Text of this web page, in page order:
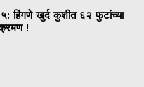
हिंगणे खुर्द कुशीत ६२ फुटांच्या
!